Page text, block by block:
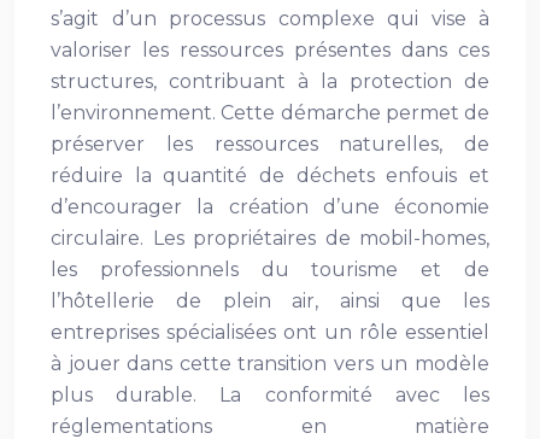
s’agit d’un processus complexe qui vise à
valoriser les ressources présentes dans ces
structures, contribuant à la protection de
l’environnement. Cette démarche permet de
préserver les ressources naturelles, de
réduire la quantité de déchets enfouis et
d’encourager la création d’une économie
circulaire. Les propriétaires de mobil-homes,
les professionnels du tourisme et de
l’hôtellerie de plein air, ainsi que les
entreprises spécialisées ont un rôle essentiel
à jouer dans cette transition vers un modèle
plus durable. La conformité avec les
réglementations en matière